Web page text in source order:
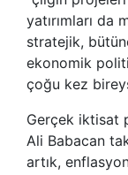
yatırımları da
stratejik,
ekonomik
çoğu kez
Gerçek iktisat
Ali Babacan
artık,